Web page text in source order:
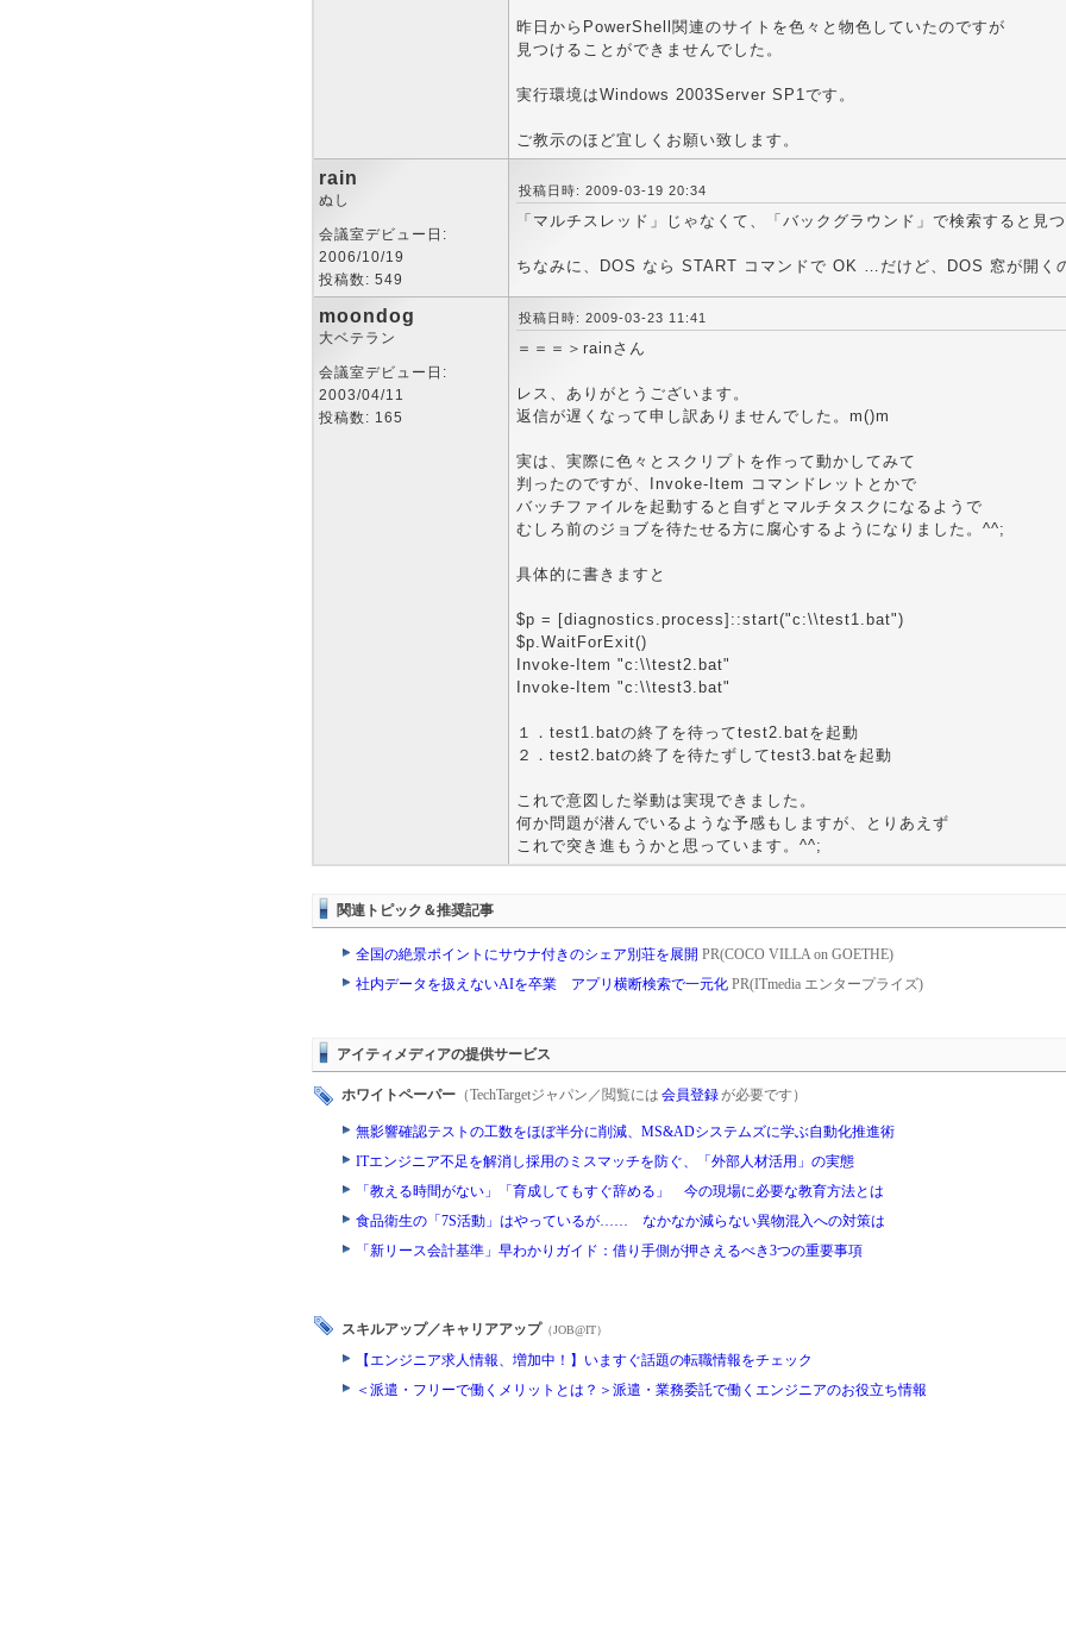
昨日からPowerShell関連のサイトを色々と物色していたのですが
見つけることができませんでした。
実行環境はWindows 2003Server SP1です。
ご教示のほど宜しくお願い致します。
rain
ぬし
会議室デビュー日:
2006/10/19
投稿数: 549
投稿日時: 2009-03-19 20:34
「マルチスレッド」じゃなくて、「バックグラウンド」で検索すると見つ
ちなみに、DOS なら START コマンドで OK …だけど、DOS 窓が開く
moondog
大ベテラン
会議室デビュー日:
2003/04/11
投稿数: 165
投稿日時: 2009-03-23 11:41
＝＝＝＞rainさん
レス、ありがとうございます。
返信が遅くなって申し訳ありませんでした。m()m
実は、実際に色々とスクリプトを作って動かしてみて
判ったのですが、Invoke-Item コマンドレットとかで
バッチファイルを起動すると自ずとマルチタスクになるようで
むしろ前のジョブを待たせる方に腐心するようになりました。^^;
具体的に書きますと
$p = [diagnostics.process]::start("c:\\test1.bat")
$p.WaitForExit()
Invoke-Item "c:\\test2.bat"
Invoke-Item "c:\\test3.bat"
１．test1.batの終了を待ってtest2.batを起動
２．test2.batの終了を待たずしてtest3.batを起動
これで意図した挙動は実現できました。
何か問題が潜んでいるような予感もしますが、とりあえず
これで突き進もうかと思っています。^^;
関連トピック＆推奨記事
全国の絶景ポイントにサウナ付きのシェア別荘を展開 PR(COCO VILLA on GOETHE)
社内データを扱えないAIを卒業 アプリ横断検索で一元化 PR(ITmedia エンタープライズ)
アイティメディアの提供サービス
ホワイトペーパー （TechTargetジャパン／閲覧には 会員登録が必要です）
無影響確認テストの工数をほぼ半分に削減、MS&ADシステムズに学ぶ自動化推進術
ITエンジニア不足を解消し採用のミスマッチを防ぐ、「外部人材活用」の実態
「教える時間がない」「育成してもすぐ辞める」 今の現場に必要な教育方法とは
食品衛生の「7S活動」はやっているが…… なかなか減らない異物混入への対策は
「新リース会計基準」早わかりガイド：借り手側が押さえるべき3つの重要事項
スキルアップ／キャリアアップ （JOB@IT）
【エンジニア求人情報、増加中！】いますぐ話題の転職情報をチェック
＜派遣・フリーで働くメリットとは？＞派遣・業務委託で働くエンジニアのお役立ち情報